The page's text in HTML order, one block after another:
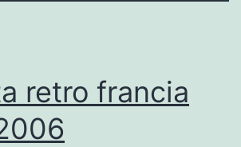
retro francia